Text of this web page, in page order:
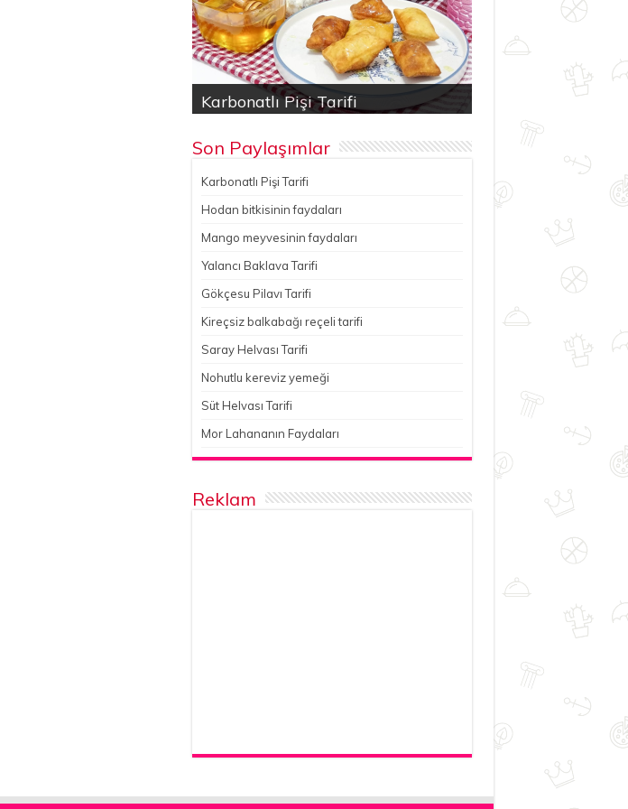
Karbonatlı Pişi Tarifi
Hodan bitkisinin faydaları
Yalancı Baklava Tarifi
Gökçesu Pilavı Tarifi
Nohutlu kereviz yemeği
Son Paylaşımlar
Karbonatlı Pişi Tarifi
Hodan bitkisinin faydaları
Mango meyvesinin faydaları
Yalancı Baklava Tarifi
Gökçesu Pilavı Tarifi
Kireçsiz balkabağı reçeli tarifi
Saray Helvası Tarifi
Nohutlu kereviz yemeği
Süt Helvası Tarifi
Mor Lahananın Faydaları
Reklam